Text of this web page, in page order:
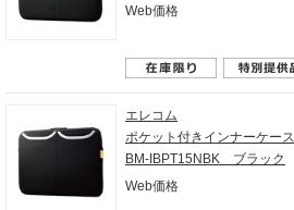
Web価格
エレコム
ポケット付きインナーケース
BM-IBPT15NBK ブラック
Web価格